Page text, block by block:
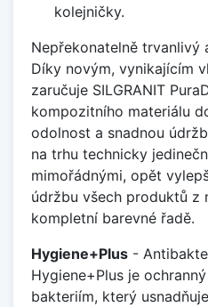
kolejničky.
Nepřekonatelně trvanlivý
Díky novým, vynikajícím
zaručuje SILGRANIT
kompozitního materiálu
odolnost a snadnou
na trhu technicky
mimořádnými, opět
údržbu všech produktů z
kompletní barevné řadě.
Hygiene+Plus -
Hygiene+Plus je
bakteriím, který